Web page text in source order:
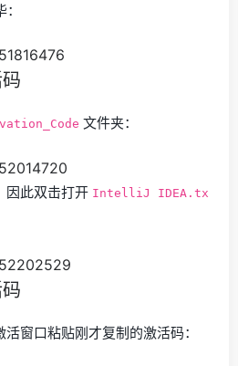
文件夹：
因此双击打开 IntelliJ IDEA.tx
窗口粘贴刚才复制的激活码：